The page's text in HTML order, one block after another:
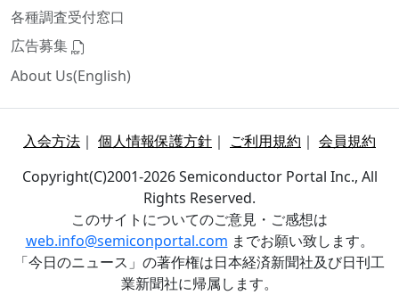
各種調査受付窓口
広告募集
About Us(English)
入会方法 ｜ 個人情報保護方針 ｜ ご利用規約 ｜ 会員規約
Copyright(C)2001-2026 Semiconductor Portal Inc., All
Rights Reserved.
このサイトについてのご意見・ご感想は
web.info@semiconportal.com までお願い致します。
「今日のニュース」の著作権は日本経済新聞社及び日刊工
業新聞社に帰属します。